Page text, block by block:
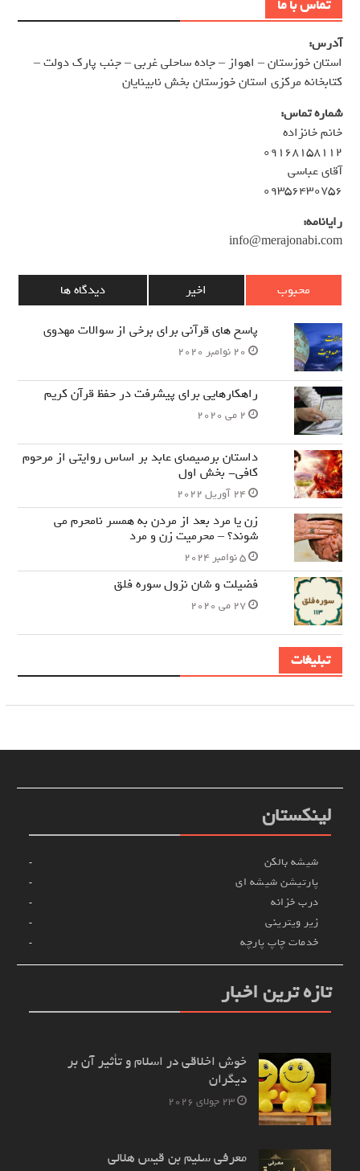
تماس با ما
آدرس:
استان خوزستان – اهواز – جاده ساحلی غربی – جنب پارک دولت –
کتابخانه مرکزی استان خوزستان بخش نابینایان
شماره تماس:
خانم خانزاده
۰۹۱۶۸۱۵۸۱۱۲
آقای عباسی
۰۹۳۵۶۴۳۰۷۵۶
رایانامه:
info@merajonabi.com
محبوب اخیر دیدگاه ها
پاسخ های قرآنی برای برخی از سوالات مهدوی
20 نوامبر 2020
راهکارهایی برای پیشرفت در حفظ قرآن کریم
2 می 2020
داستان برصیصای عابد بر اساس روایتی از مرحوم
کافی- بخش اول
24 آوریل 2022
زن یا مرد بعد از مردن به همسر نامحرم می
شوند؟ – محرمیت زن و مرد
5 نوامبر 2024
فضیلت و شان نزول سوره فلق
27 می 2020
تبلیغات
لینکستان
شیشه بالکن
پارتیشن شیشه ای
درب خزانه
زیر ویترینی
خدمات چاپ پارچه
تازه ترین اخبار
خوش اخلاقی در اسلام و تأثیر آن بر
دیگران
23 جولای 2026
معرفی سلیم بن قیس هلالی